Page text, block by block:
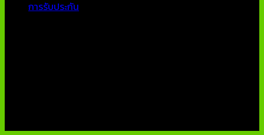
การรับประกัน